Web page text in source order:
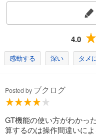
4.0
感動する 深い タメ
Posted by ブクログ
GT機能の使い方がわかっ
算するのは操作間違いに